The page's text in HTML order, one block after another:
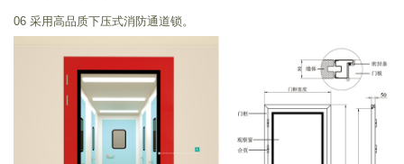
06 采用高品质下压式消防通道锁。